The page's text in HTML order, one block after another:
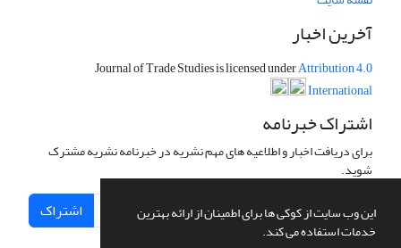
این وب سایت از کوکی ها برای اطمینان از ارائه بهترین
خدمات استفاده می کند.
آخرین اخبار
Journal of Trade Studies is licensed underAttribution 4.0
International
اشتراک خبرنامه
برای دریافت اخبار و اطلاعیه های مهم نشریه در خبرنامه نشریه مشترک
شوید.
اشتراک